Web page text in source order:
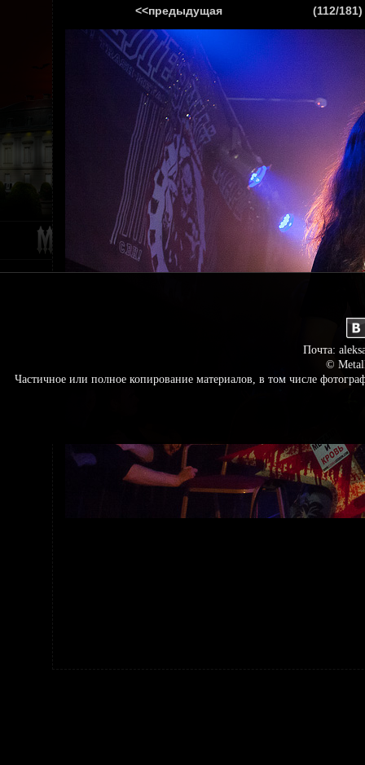
ГЛАВНАЯ
<<предыдущая (112/181)
Почта:
©
Частичное или полное копирование материалов, в том числе